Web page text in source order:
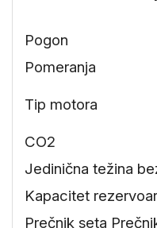
Pogon
Pomeranja
Tip motora
CO2
Jedinična težina
Kapacitet
Prečnik seta